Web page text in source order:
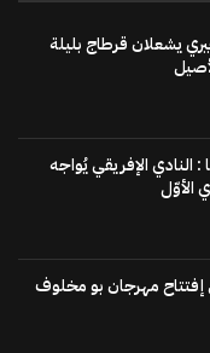
يشعلان قرطاج بليلة
النادي الإفريقي يُواجه
الأوّل
مهرجان بو مخلوف